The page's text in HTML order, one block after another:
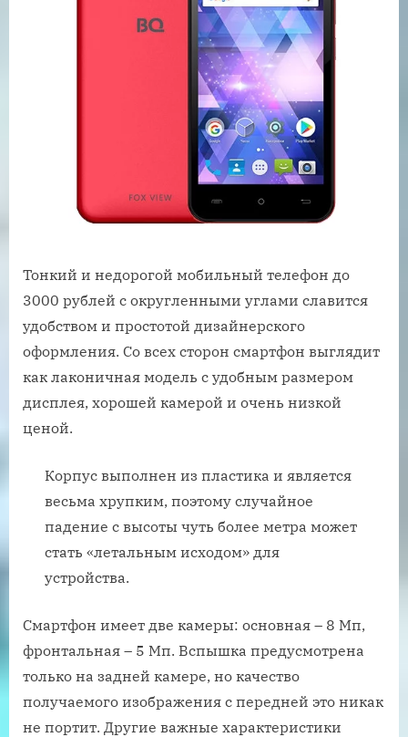
Тонкий и недорогой мобильный телефон до
3000 рублей с округленными углами славится
удобством и простотой дизайнерского
оформления. Со всех сторон смартфон выглядит
как лаконичная модель с удобным размером
дисплея, хорошей камерой и очень низкой
ценой.
Корпус выполнен из пластика и является
весьма хрупким, поэтому случайное
падение с высоты чуть более метра может
стать «летальным исходом» для
устройства.
Смартфон имеет две камеры: основная – 8 Мп,
фронтальная – 5 Мп. Вспышка предусмотрена
только на задней камере, но качество
получаемого изображения с передней это никак
не портит. Другие важные характеристики